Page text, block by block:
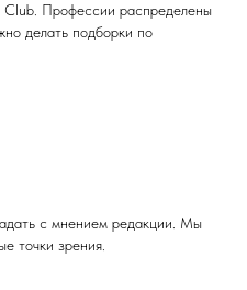
Профессии распределены
делать подборки по
с мнением редакции. Мы
точки зрения.